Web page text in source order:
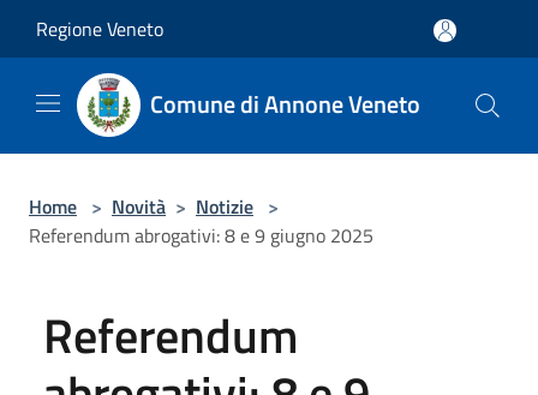
Regione Veneto
Comune di Annone Veneto
Home > Novità > Notizie >
Referendum abrogativi: 8 e 9 giugno 2025
Referendum